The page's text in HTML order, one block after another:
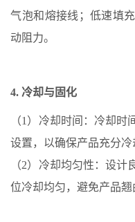
气泡和熔接线；低速填
动阻力。
4. 冷却与固化
（1）冷却时间：冷却
设置，以确保产品充分冷
（2）冷却均匀性：设
位冷却均匀，避免产品翘